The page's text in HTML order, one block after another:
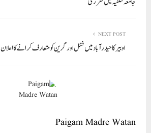
pp
NEXT POST
اوبیر کا حیدرآباد میں شٹل او رگرین کو متعارف کرانے کا اعلان
Paigam Madre Watan